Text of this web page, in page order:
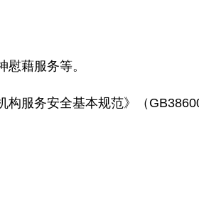
藉服务等。
构服务安全基本规范》（